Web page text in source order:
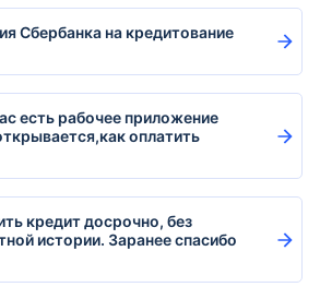
Сбербанка на кредитование
есть рабочее приложение
оплатить
кредит досрочно, без
истории. Заранее спасибо